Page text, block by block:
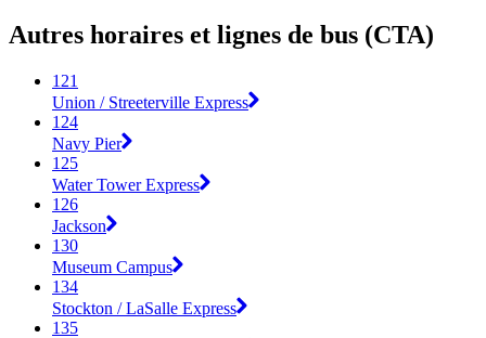
Autres horaires et lignes de bus (CTA)
121
Union / Streeterville Express
124
Navy Pier
125
Water Tower Express
126
Jackson
130
Museum Campus
134
Stockton / LaSalle Express
135